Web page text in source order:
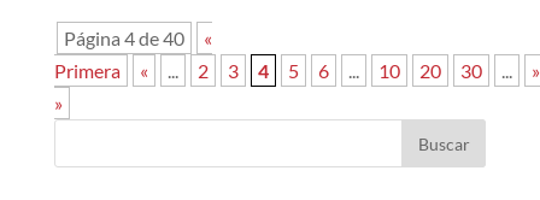
Página 4 de 40
«
Primera
« ... 2 3 4 5 6 ... 10 20 30 ...
»
»
Buscar